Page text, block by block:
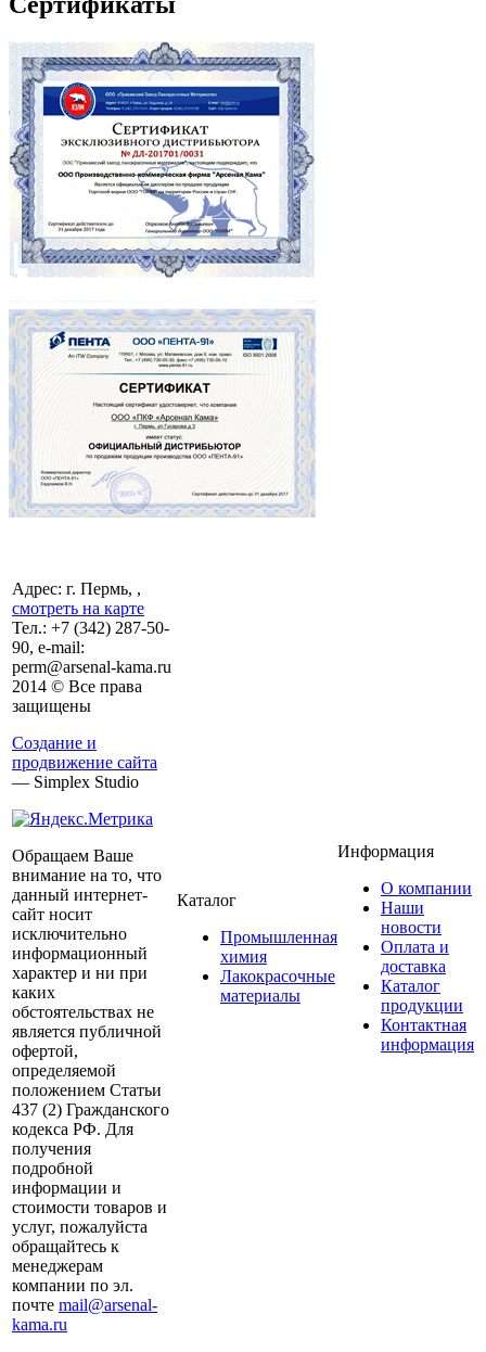
Адрес: г. Пермь, ,
смотреть на карте
Тел.: +7 (342) 287-50-
90, e-mail:
perm@arsenal-kama.ru
2014 © Все права
защищены
Создание и
продвижение сайта
— Simplex Studio
Обращаем Ваше
внимание на то, что
данный интернет-
сайт носит
исключительно
информационный
характер и ни при
каких
обстоятельствах не
является публичной
офертой,
определяемой
положением Статьи
437 (2) Гражданского
кодекса РФ. Для
получения
подробной
информации и
стоимости товаров и
услуг, пожалуйста
обращайтесь к
менеджерам
компании по эл.
почте mail@arsenal-
kama.ru
Каталог
Промышленная
химия
Лакокрасочные
материалы
Информация
О компании
Наши
новости
Оплата и
доставка
Каталог
продукции
Контактная
информация